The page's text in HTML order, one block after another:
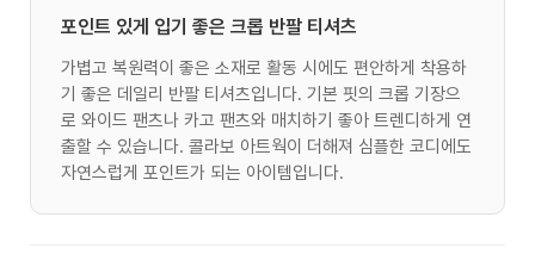
포인트 있게 입기 좋은 크롭 반팔 티셔츠
가볍고 복원력이 좋은 소재로 활동 시에도 편안하게 착용하
기 좋은 데일리 반팔 티셔츠입니다. 기본 핏의 크롭 기장으
로 와이드 팬츠나 카고 팬츠와 매치하기 좋아 트렌디하게 연
출할 수 있습니다. 콜라보 아트웍이 더해져 심플한 코디에도
자연스럽게 포인트가 되는 아이템입니다.